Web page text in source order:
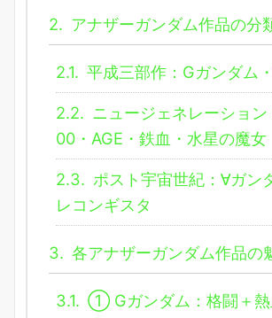
2. アナザーガンダム作品の分
2.1. 平成三部作：Gガンダム
2.2. ニュージェネレーション
00・AGE・鉄血・水星の魔女
2.3. ポスト宇宙世紀：∀ガン
レコンギスタ
3. 各アナザーガンダム作品の
3.1. ① Gガンダム：格闘＋熱